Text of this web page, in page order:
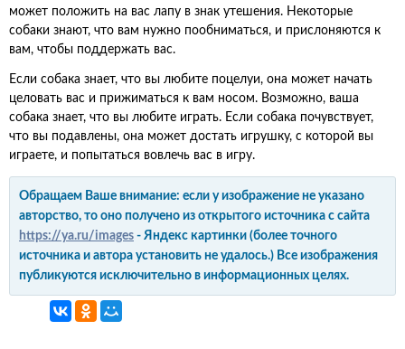
может положить на вас лапу в знак утешения. Некоторые
собаки знают, что вам нужно пообниматься, и прислоняются к
вам, чтобы поддержать вас.
Если собака знает, что вы любите поцелуи, она может начать
целовать вас и прижиматься к вам носом. Возможно, ваша
собака знает, что вы любите играть. Если собака почувствует,
что вы подавлены, она может достать игрушку, с которой вы
играете, и попытаться вовлечь вас в игру.
Обращаем Ваше внимание: если у изображение не указано
авторство, то оно получено из открытого источника с сайта
https://ya.ru/images - Яндекс картинки (более точного
источника и автора установить не удалось.) Все изображения
публикуются исключительно в информационных целях.